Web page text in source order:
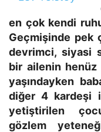
en çok kendi
Geçmişinde pek
devrimci, siyasi
bir ailenin henüz
yaşındayken
diğer 4 kardeşi
yetiştirilen
gözlem